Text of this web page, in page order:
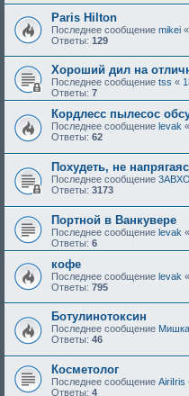
Paris Hilton
Последнее сообщение mikei «
Ответы: 129
Хороший дил на
Последнее сообщение tss «
Ответы: 7
Кордлесс пылесос
Последнее сообщение levak «
Ответы: 62
Похудеть, не
Последнее сообщение
Ответы: 3173
Портной в Ванкувере
Последнее сообщение levak «
Ответы: 6
кофе
Последнее сообщение levak «
Ответы: 795
Ботулинотоксин
Последнее сообщение Мишка
Ответы: 46
Косметолог
Последнее сообщение AiriIris
Ответы: 4